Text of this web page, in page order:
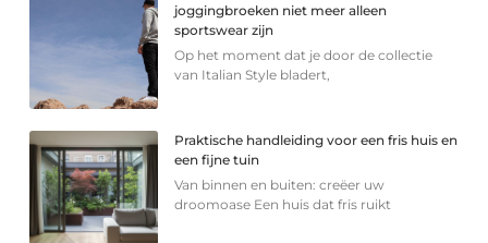
joggingbroeken niet meer alleen
sportswear zijn
Op het moment dat je door de collectie
van Italian Style bladert,
Praktische handleiding voor een fris huis en
een fijne tuin
Van binnen en buiten: creëer uw
droomoase Een huis dat fris ruikt